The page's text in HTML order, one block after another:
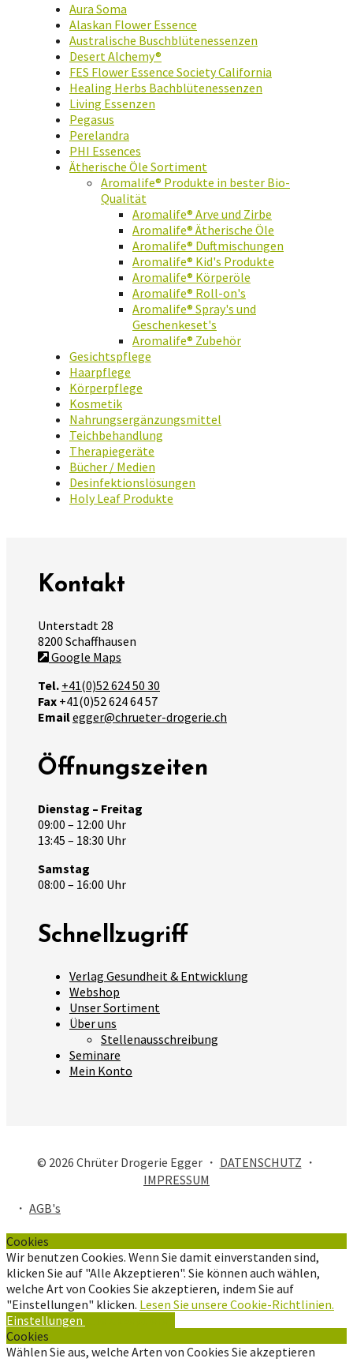
Aura Soma
Alaskan Flower Essence
Australische Buschblütenessenzen
Desert Alchemy®
FES Flower Essence Society California
Healing Herbs Bachblütenessenzen
Living Essenzen
Pegasus
Perelandra
PHI Essences
Ätherische Öle Sortiment
Aromalife® Produkte in bester Bio-
Qualität
Aromalife® Arve und Zirbe
Aromalife® Ätherische Öle
Aromalife® Duftmischungen
Aromalife® Kid's Produkte
Aromalife® Körperöle
Aromalife® Roll-on's
Aromalife® Spray's und
Geschenkeset's
Aromalife® Zubehör
Gesichtspflege
Haarpflege
Körperpflege
Kosmetik
Nahrungsergänzungsmittel
Teichbehandlung
Therapiegeräte
Bücher / Medien
Desinfektionslösungen
Holy Leaf Produkte
Kontakt
Unterstadt 28
8200 Schaffhausen
Google Maps
Tel. +41(0)52 624 50 30
Fax +41(0)52 624 64 57
Emailegger@chrueter-drogerie.ch
Öffnungszeiten
Dienstag – Freitag
09:00 – 12:00 Uhr
13:45 – 18:30 Uhr
Samstag
08:00 – 16:00 Uhr
Schnellzugriff
Verlag Gesundheit & Entwicklung
Webshop
Unser Sortiment
Über uns
Stellenausschreibung
Seminare
Mein Konto
© 2026 Chrüter Drogerie Egger ・ DATENSCHUTZ ・
IMPRESSUM
・ AGB's
Cookies
Wir benutzen Cookies. Wenn Sie damit einverstanden sind,
klicken Sie auf "Alle Akzeptieren". Sie können auch wählen,
welche Art von Cookies Sie akzeptieren, indem Sie auf
"Einstellungen" klicken. Lesen Sie unsere Cookie-Richtlinien.
Einstellungen
Cookies
Wählen Sie aus, welche Arten von Cookies Sie akzeptieren